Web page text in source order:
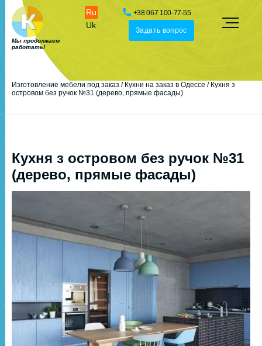
Мы продолжаем
работать!
Uk
Ru +38 067 100-77-55
Задать вопрос
Изготовление мебели под заказ / Кухни на заказ в Одессе / Кухня з
островом без ручок №31 (дерево, прямые фасады)
Кухня з островом без ручок №31
(дерево, прямые фасады)